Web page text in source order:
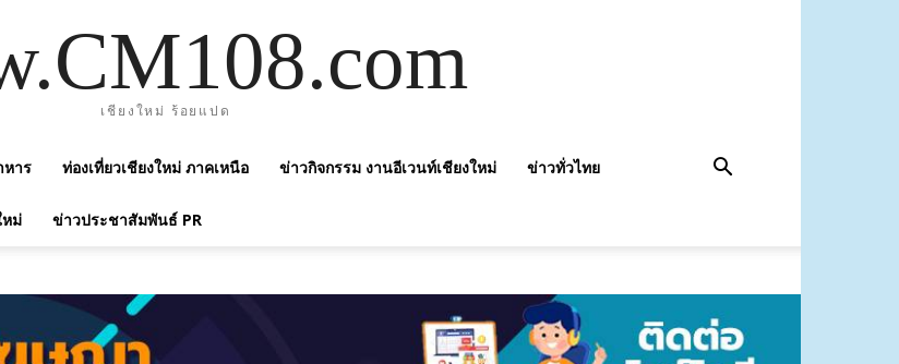
เชียงใหม่ ร้อยแปด
าร ท่องเที่ยวเชียงใหม่ ภาคเหนือ ข่าวกิจกรรม งานอีเวนท์เชียงใหม่ ข่าวทั่วไทย
หม่ ข่าวประชาสัมพันธ์ PR